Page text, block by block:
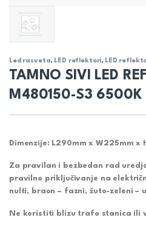
Led rasveta, LED reflektori, LED
TAMNO SIVI LED
M480150-S3 6500K
Dimenzije: L290mm x W225mm x
Za pravilan i bezbedan rad
pravilno priključivanje na
nulti, braon – fazni, žuto-zeleni –
Ne koristiti blizu trafo stanica ili